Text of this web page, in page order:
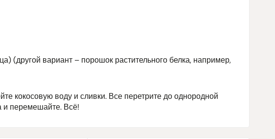
(другой вариант – порошок растительного белка, например,
кокосовую воду и сливки. Все перетрите до однородной
и перемешайте. Всё!